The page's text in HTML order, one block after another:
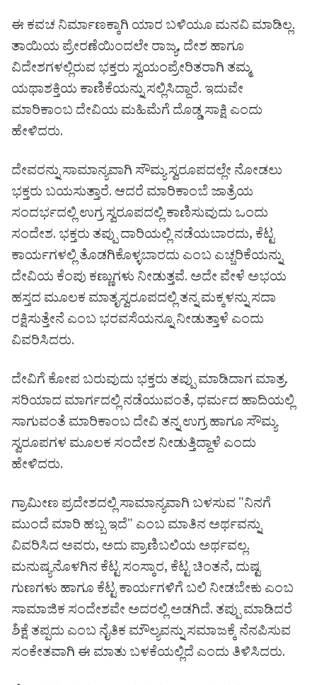
ಈ ಕವಚ ನಿರ್ಮಾಣಕ್ಕಾಗಿ ಯಾರ ಬಳಿಯೂ ಮನವಿ ಮಾಡಿಲ್ಲ.
ತಾಯಿಯ ಪ್ರೇರಣೆಯಿಂದಲೇ ರಾಜ್ಯ, ದೇಶ ಹಾಗೂ
ವಿದೇಶಗಳಲ್ಲಿರುವ ಭಕ್ತರು ಸ್ವಯಂಪ್ರೇರಿತರಾಗಿ ತಮ್ಮ
ಯಥಾಶಕ್ತಿಯ ಕಾಣಿಕೆಯನ್ನು ಸಲ್ಲಿಸಿದ್ದಾರೆ. ಇದುವೇ
ಮಾರಿಕಾಂಬ ದೇವಿಯ ಮಹಿಮೆಗೆ ದೊಡ್ಡ ಸಾಕ್ಷಿ ಎಂದು
ಹೇಳಿದರು.
ದೇವರನ್ನು ಸಾಮಾನ್ಯವಾಗಿ ಸೌಮ್ಯ ಸ್ವರೂಪದಲ್ಲೇ ನೋಡಲು
ಭಕ್ತರು ಬಯಸುತ್ತಾರೆ. ಆದರೆ ಮಾರಿಕಾಂಬೆ ಜಾತ್ರೆಯ
ಸಂದರ್ಭದಲ್ಲಿ ಉಗ್ರ ಸ್ವರೂಪದಲ್ಲಿ ಕಾಣಿಸುವುದು ಒಂದು
ಸಂದೇಶ. ಭಕ್ತರು ತಪ್ಪು ದಾರಿಯಲ್ಲಿ ನಡೆಯಬಾರದು, ಕೆಟ್ಟ
ಕಾರ್ಯಗಳಲ್ಲಿ ತೊಡಗಿಕೊಳ್ಳಬಾರದು ಎಂಬ ಎಚ್ಚರಿಕೆಯನ್ನು
ದೇವಿಯ ಕೆಂಪು ಕಣ್ಣುಗಳು ನೀಡುತ್ತವೆ. ಅದೇ ವೇಳೆ ಅಭಯ
ಹಸ್ತದ ಮೂಲಕ ಮಾತೃಸ್ವರೂಪದಲ್ಲಿ ತನ್ನ ಮಕ್ಕಳನ್ನು ಸದಾ
ರಕ್ಷಿಸುತ್ತೇನೆ ಎಂಬ ಭರವಸೆಯನ್ನೂ ನೀಡುತ್ತಾಳೆ ಎಂದು
ವಿವರಿಸಿದರು.
ದೇವಿಗೆ ಕೋಪ ಬರುವುದು ಭಕ್ತರು ತಪ್ಪು ಮಾಡಿದಾಗ ಮಾತ್ರ.
ಸರಿಯಾದ ಮಾರ್ಗದಲ್ಲಿ ನಡೆಯುವಂತೆ, ಧರ್ಮದ ಹಾದಿಯಲ್ಲಿ
ಸಾಗುವಂತೆ ಮಾರಿಕಾಂಬ ದೇವಿ ತನ್ನ ಉಗ್ರ ಹಾಗೂ ಸೌಮ್ಯ
ಸ್ವರೂಪಗಳ ಮೂಲಕ ಸಂದೇಶ ನೀಡುತ್ತಿದ್ದಾಳೆ ಎಂದು
ಹೇಳಿದರು.
ಗ್ರಾಮೀಣ ಪ್ರದೇಶದಲ್ಲಿ ಸಾಮಾನ್ಯವಾಗಿ ಬಳಸುವ "ನಿನಗೆ
ಮುಂದೆ ಮಾರಿ ಹಬ್ಬ ಇದೆ" ಎಂಬ ಮಾತಿನ ಅರ್ಥವನ್ನು
ವಿವರಿಸಿದ ಅವರು, ಅದು ಪ್ರಾಣಿಬಲಿಯ ಅರ್ಥವಲ್ಲ.
ಮನುಷ್ಯನೊಳಗಿನ ಕೆಟ್ಟ ಸಂಸ್ಕಾರ, ಕೆಟ್ಟ ಚಿಂತನೆ, ದುಷ್ಟ
ಗುಣಗಳು ಹಾಗೂ ಕೆಟ್ಟ ಕಾರ್ಯಗಳಿಗೆ ಬಲಿ ನೀಡಬೇಕು ಎಂಬ
ಸಾಮಾಜಿಕ ಸಂದೇಶವೇ ಅದರಲ್ಲಿ ಅಡಗಿದೆ. ತಪ್ಪು ಮಾಡಿದರೆ
ಶಿಕ್ಷೆ ತಪ್ಪದು ಎಂಬ ನೈತಿಕ ಮೌಲ್ಯವನ್ನು ಸಮಾಜಕ್ಕೆ ನೆನಪಿಸುವ
ಸಂಕೇತವಾಗಿ ಈ ಮಾತು ಬಳಕೆಯಲ್ಲಿದೆ ಎಂದು ತಿಳಿಸಿದರು.